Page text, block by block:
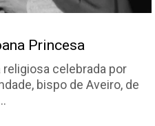
Princesa
celebrada por
bispo de Aveiro, de